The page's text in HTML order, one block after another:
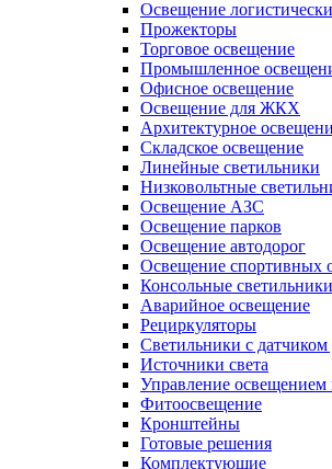
Освещение
Прожекторы
Торговое освещение
Промышленное
Офисное освещение
Освещение для ЖКХ
Архитектурное
Складское освещение
Линейные светильники
Низковольтные
Освещение АЗС
Освещение парков
Освещение автодорог
Освещение спортивных
Консольные светильники
Аварийное освещение
Рециркуляторы
Светильники с
Источники света
Управление
Фитоосвещение
Кронштейны
Готовые решения
Комплектующие